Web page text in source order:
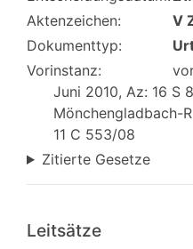
Aktenzeichen:
V
Dokumenttyp:
Vorinstanz:
Juni 2010, Az: 16 S
Mönchengladbach-
11 C 553/08
Zitierte Gesetze
Leitsätze